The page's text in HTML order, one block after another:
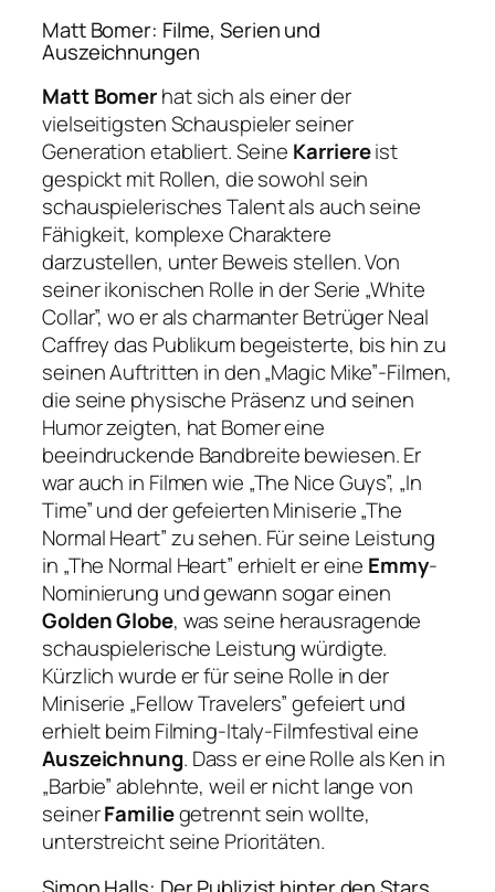
Matt Bomer: Filme, Serien und
Auszeichnungen
Matt Bomerhat sich als einer der
vielseitigsten Schauspieler seiner
Generation etabliert. Seine Karriereist
gespickt mit Rollen, die sowohl sein
schauspielerisches Talent als auch seine
Fähigkeit, komplexe Charaktere
darzustellen, unter Beweis stellen. Von
seiner ikonischen Rolle in der Serie „White
Collar”, wo er als charmanter Betrüger Neal
Caffrey das Publikum begeisterte, bis hin zu
seinen Auftritten in den „Magic Mike”-Filmen,
die seine physische Präsenz und seinen
Humor zeigten, hat Bomer eine
beeindruckende Bandbreite bewiesen. Er
war auch in Filmen wie „The Nice Guys”, „In
Time” und der gefeierten Miniserie „The
Normal Heart” zu sehen. Für seine Leistung
in „The Normal Heart” erhielt er eine Emmy-
Nominierung und gewann sogar einen
Golden Globe, was seine herausragende
schauspielerische Leistung würdigte.
Kürzlich wurde er für seine Rolle in der
Miniserie „Fellow Travelers” gefeiert und
erhielt beim Filming-Italy-Filmfestival eine
Auszeichnung. Dass er eine Rolle als Ken in
„Barbie” ablehnte, weil er nicht lange von
seinerFamiliegetrennt sein wollte,
unterstreicht seine Prioritäten.